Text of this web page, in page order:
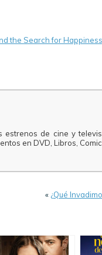
the Search for
estrenos de cine y
en DVD, Libros,
« ¿Qué